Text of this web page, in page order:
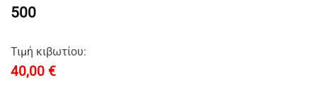
500
Τιμή κιβωτίου:
40,00 €